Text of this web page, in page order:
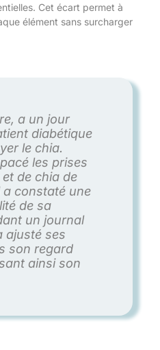
Cet écart permet à
élément sans surcharger
a un jour
diabétique
le chia.
les prises
de chia de
a constaté une
de sa
un journal
ajusté ses
son regard
ainsi son